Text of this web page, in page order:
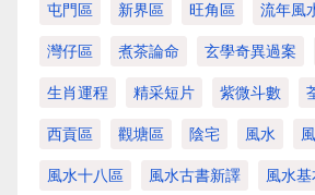
屯門區 新界區 旺角區 流年風
灣仔區 煮茶論命 玄學奇異過案
生肖運程 精采短片 紫微斗數
西貢區 觀塘區 陰宅 風水
風水十八區 風水古書新譯 風水基